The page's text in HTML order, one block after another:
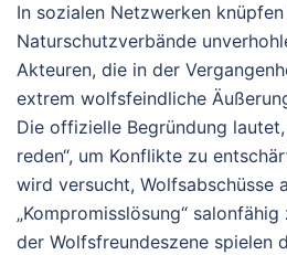
In sozialen Netzwerken
Naturschutzverbände
Akteuren, die in der
extrem wolfsfeindliche
Die offizielle Begründung
reden“, um Konflikte zu
wird versucht, Wolfsabschüsse
„Kompromisslösung“ salonfähig
der Wolfsfreundeszene spielen